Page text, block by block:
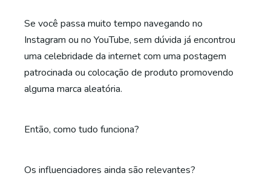
Se você passa muito tempo navegando no
Instagram ou no YouTube, sem dúvida já encontrou
uma celebridade da internet com uma postagem
patrocinada ou colocação de produto promovendo
alguma marca aleatória.
Então, como tudo funciona?
Os influenciadores ainda são relevantes?